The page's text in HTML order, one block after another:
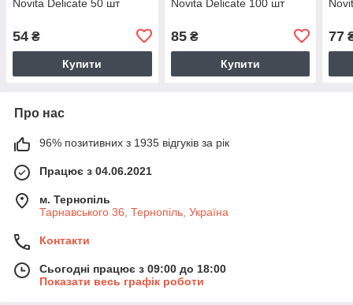
Novita Delicate 50 шт
54 ₴
Купити
Novita Delicate 100 шт
85₴
Купити
77
Про нас
96% позитивних з 1935 відгуків за рік
Працює з 04.06.2021
м. Тернопіль
Тарнавського 36, Тернопіль, Україна
Контакти
Сьогодні працює з 09:00 до 18:00
Показати весь графік роботи